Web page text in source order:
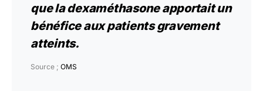
que la dexaméthasone apportait un
bénéfice aux patients gravement
atteints.
Source ; OMS